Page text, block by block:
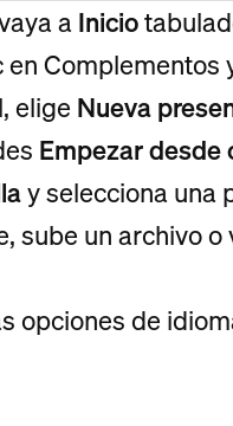
a Inicio
Complementos
elige Nueva
Empezar desde
y selecciona una
sube un archivo
opciones de